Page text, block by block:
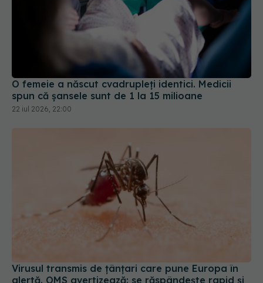
O femeie a născut cvadrupleți identici. Medicii
spun că șansele sunt de 1 la 15 milioane
22 iul 2026, 22:00
Virusul transmis de țânțari care pune Europa în
alertă. OMS avertizează: se răspândește rapid și